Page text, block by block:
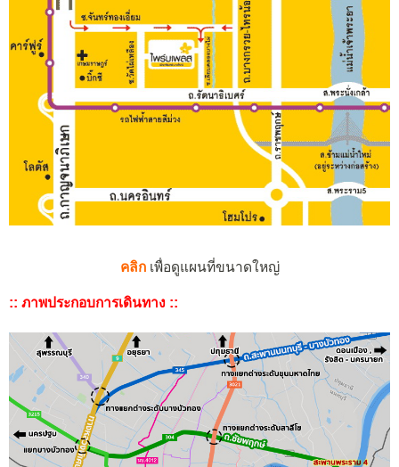
คลิก เพื่อดูแผนที่ขนาดใหญ่
:: ภาพประกอบการเดินทาง ::